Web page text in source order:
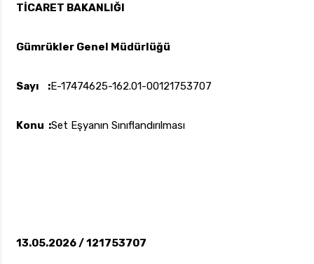
TİCARET BAKANLIĞI
Gümrükler Genel Müdürlüğü
Sayı :E-17474625-162.01-00121753707
Konu :Set Eşyanın Sınıflandırılması
13.05.2026 / 121753707